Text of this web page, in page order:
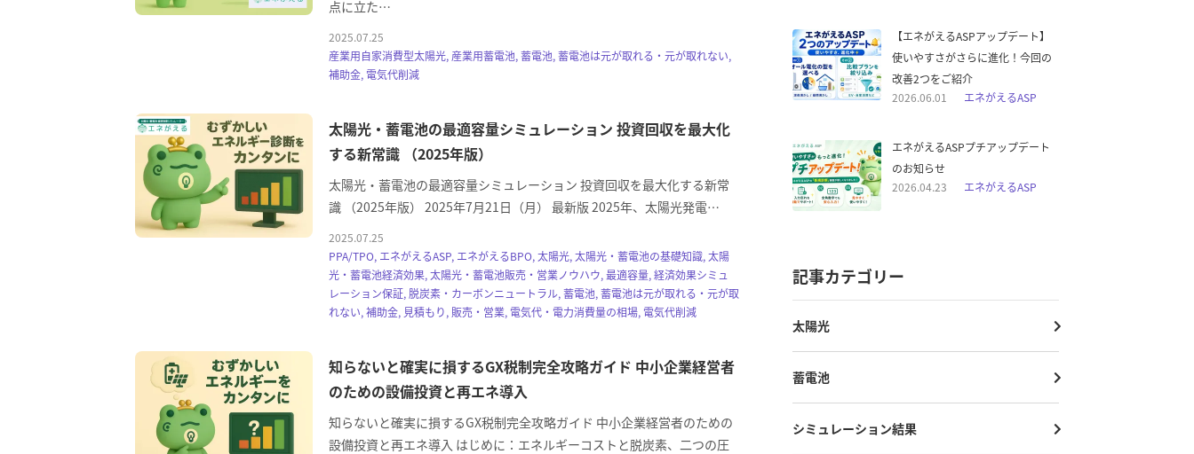
点に立た…
2025.07.25
産業用自家消費型太陽光, 産業用蓄電池, 蓄電池, 蓄電池は元が取れる・元が取れない,
補助金, 電気代削減
太陽光・蓄電池の最適容量シミュレーション 投資回収を最大化
する新常識 （2025年版）
太陽光・蓄電池の最適容量シミュレーション 投資回収を最大化する新常
識 （2025年版） 2025年7月21日（月） 最新版 2025年、太陽光発電…
2025.07.25
PPA/TPO, エネがえるASP, エネがえるBPO, 太陽光, 太陽光・蓄電池の基礎知識, 太陽
光・蓄電池経済効果, 太陽光・蓄電池販売・営業ノウハウ, 最適容量, 経済効果シミュ
レーション保証, 脱炭素・カーボンニュートラル, 蓄電池, 蓄電池は元が取れる・元が取
れない, 補助金, 見積もり, 販売・営業, 電気代・電力消費量の相場, 電気代削減
知らないと確実に損するGX税制完全攻略ガイド 中小企業経営者
のための設備投資と再エネ導入
知らないと確実に損するGX税制完全攻略ガイド 中小企業経営者のための
設備投資と再エネ導入 はじめに：エネルギーコストと脱炭素、二つの圧
【エネがえるASPアップデート】
使いやすさがさらに進化！今回の
改善2つをご紹介
2026.06.01
エネがえるASP
エネがえるASPプチアップデート
のお知らせ
2026.04.23
エネがえるASP
記事カテゴリー
太陽光
蓄電池
シミュレーション結果